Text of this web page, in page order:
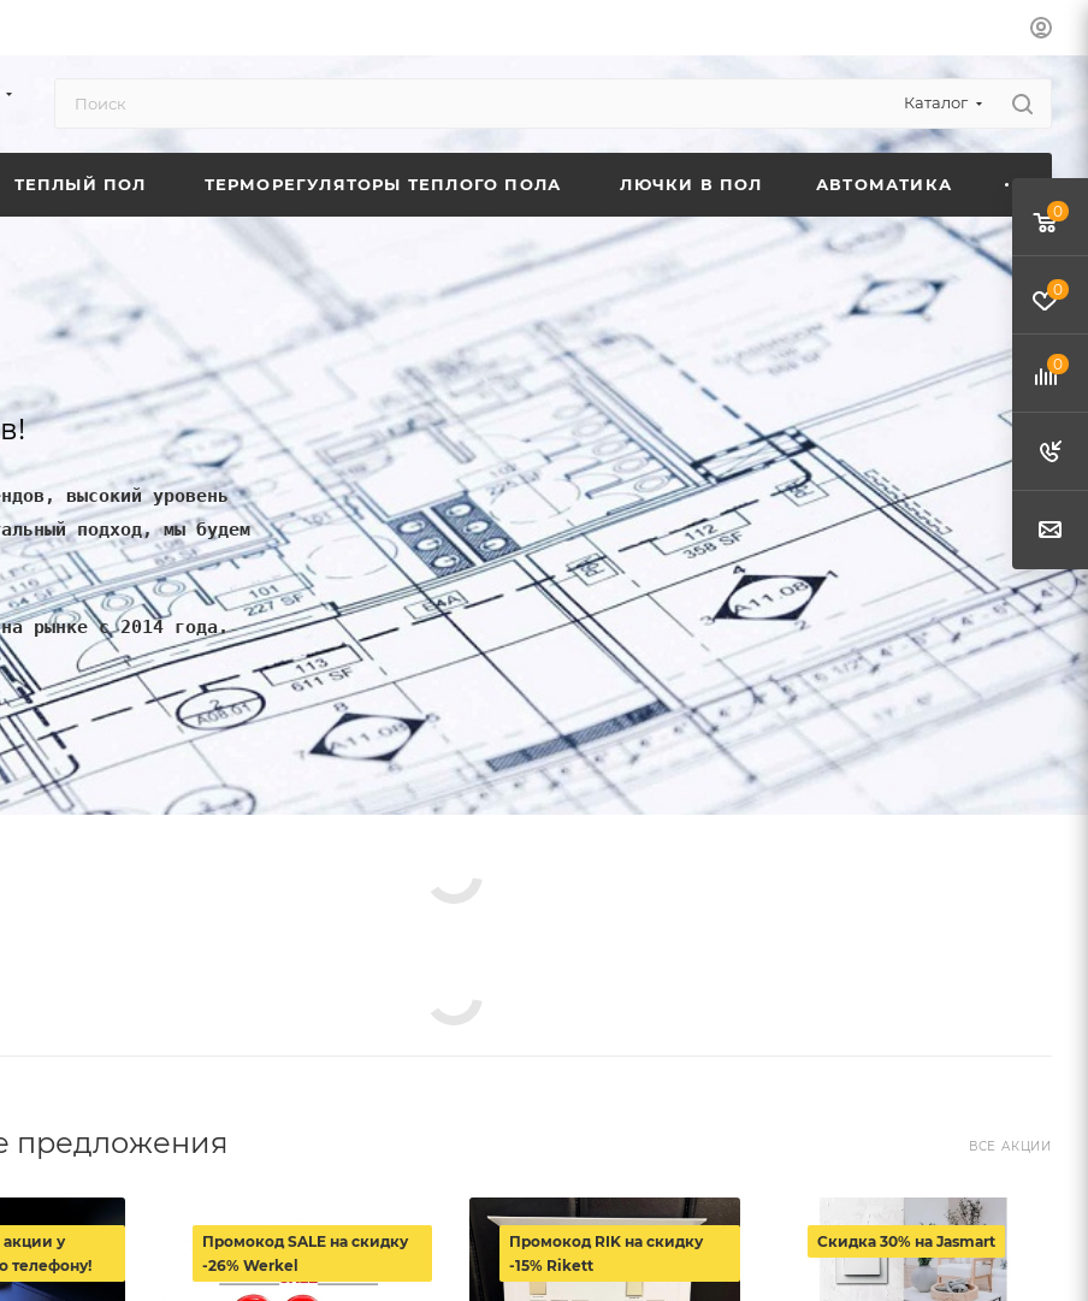
Каталог
ТЕПЛЫЙ ПОЛ ТЕРМОРЕГУЛЯТОРЫ ТЕПЛОГО ПОЛА ЛЮЧКИ В ПОЛ АВТОМАТИКА
высокий уровень
подход, мы будем
рынке с 2014 года.
предложения ВСЕ АКЦИИ
у
телефону!
Промокод SALE на скидку
-26% Werkel
Промокод RIK на скидку
-15% Rikett
Скидка 30% на Jasmart
0
0
0